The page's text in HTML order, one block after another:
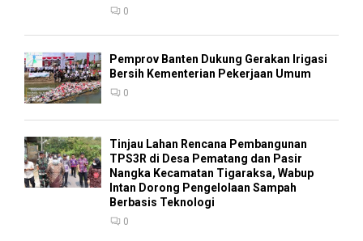
0
Pemprov Banten Dukung Gerakan Irigasi
Bersih Kementerian Pekerjaan Umum
0
Tinjau Lahan Rencana Pembangunan
TPS3R di Desa Pematang dan Pasir
Nangka Kecamatan Tigaraksa, Wabup
Intan Dorong Pengelolaan Sampah
Berbasis Teknologi
0